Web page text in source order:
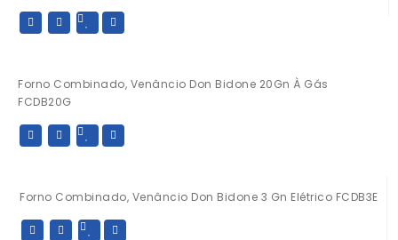
Forno Combinado, Venâncio Don Bidone 20Gn À Gás
FCDB20G
Forno Combinado, Venâncio Don Bidone 3 Gn Elétrico FCDB3E